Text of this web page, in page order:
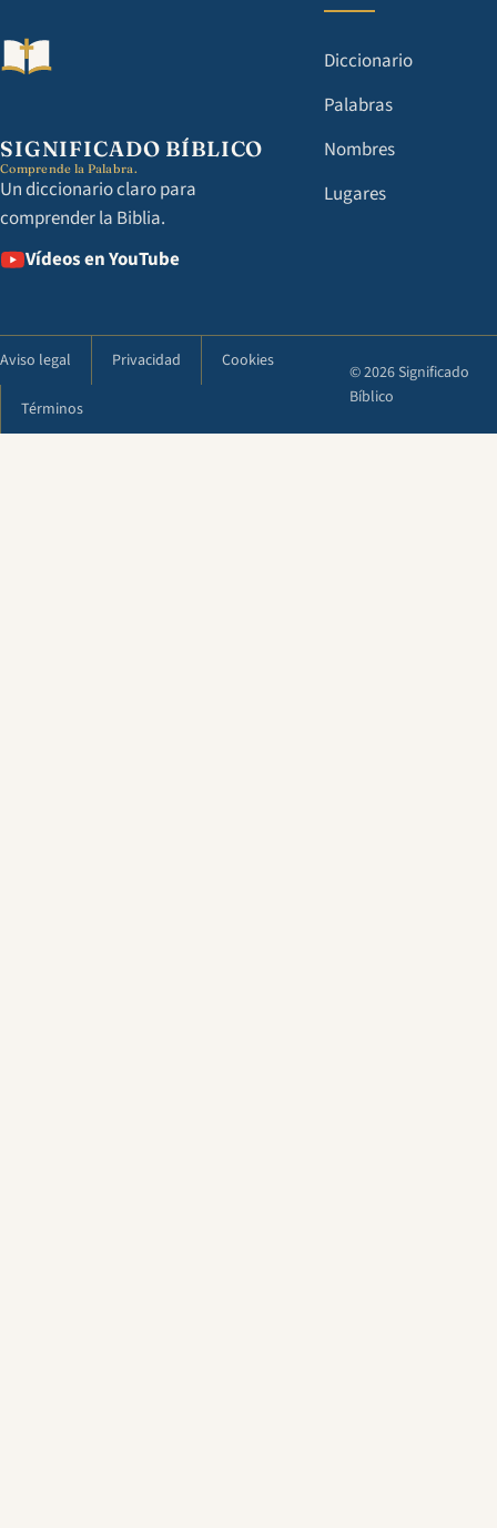
SIGNIFICADO BÍBLICO
Comprende la Palabra.
Un diccionario claro para
comprender la Biblia.
Vídeos en YouTube
Diccionario
Palabras
Nombres
Lugares
Aviso legal Privacidad Cookies
Términos
© 2026 Significado
Bíblico